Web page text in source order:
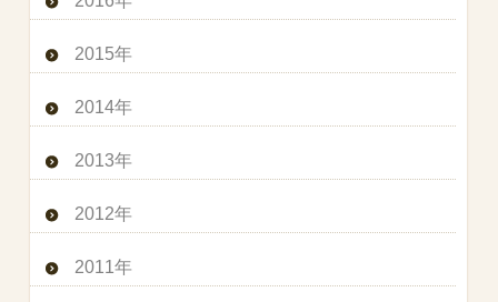
2015年
2014年
2013年
2012年
2011年